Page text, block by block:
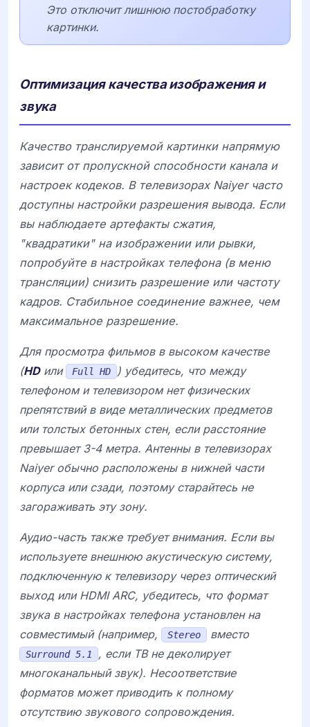
Это отключит лишнюю постобработку
картинки.
Оптимизация качества изображения и
звука
Качество транслируемой картинки напрямую
зависит от пропускной способности канала и
настроек кодеков. В телевизорах Naiyerчасто
доступны настройки разрешения вывода. Если
вы наблюдаете артефакты сжатия,
"квадратики" на изображении или рывки,
попробуйте в настройках телефона (в меню
трансляции) снизить разрешение или частоту
кадров. Стабильное соединение важнее, чем
максимальное разрешение.
Для просмотра фильмов в высоком качестве
(HDили Full HD
) убедитесь, что между
телефоном и телевизором нет физических
препятствий в виде металлических предметов
или толстых бетонных стен, если расстояние
превышает 3-4 метра. Антенны в телевизорах
Naiyerобычно расположены в нижней части
корпуса или сзади, поэтому старайтесь не
загораживать эту зону.
Аудио-часть также требует внимания. Если вы
используете внешнюю акустическую систему,
подключенную к телевизору через оптический
выход или HDMI ARC, убедитесь, что формат
звука в настройках телефона установлен на
совместимый (например,
Stereo вместо
Surround 5.1
, если ТВ не деколирует
многоканальный звук). Несоответствие
форматов может приводить к полному
отсутствию звукового сопровождения.